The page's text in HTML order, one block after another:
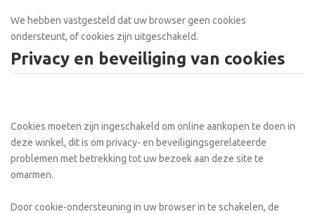
We hebben vastgesteld dat uw browser geen cookies
ondersteunt, of cookies zijn uitgeschakeld.
Privacy en beveiliging van cookies
Cookies moeten zijn ingeschakeld om online aankopen te doen in
deze winkel, dit is om privacy- en beveiligingsgerelateerde
problemen met betrekking tot uw bezoek aan deze site te
omarmen.
Door cookie-ondersteuning in uw browser in te schakelen, de